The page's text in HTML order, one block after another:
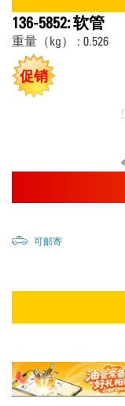
136-5852: 软管
重量（kg） : 0.526
促销
可邮寄